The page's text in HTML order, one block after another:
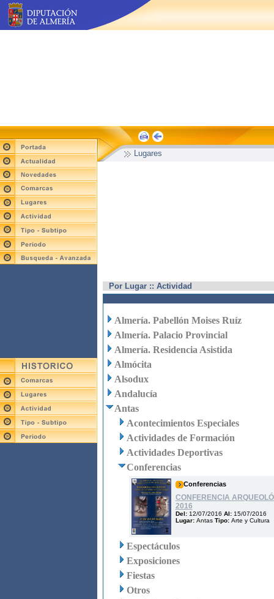
Lugares
Por Lugar :: Actividad
Almería. Pabellón Moises Ruíz
Almería. Palacio Provincial
Almería. Residencia Asistida
Almócita
Alsodux
Andalucía
Antas
Acontecimientos Especiales
Actividades de Formación
Actividades Deportivas
Conferencias
Conferencias
CONFERENCIA
2016
Del: 12/07/2016 Al: 15/07/2016
Lugar: AntasTipo: Arte y Cultura
Espectáculos
Exposiciones
Fiestas
Otros